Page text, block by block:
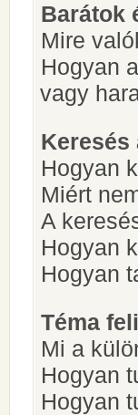
Barátok
Mire
Hogyan
vagy
Keresés
Hogyan
Miért
A
Hogyan
Hogyan
Téma
Mi a
Hogyan
Hogyan